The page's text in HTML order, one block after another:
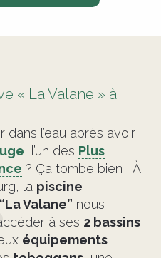
« La Valane » à
dans l’eau après avoir
, l’un des Plus
? Ça tombe bien ! À
la piscine
Valane” nous
à ses 2 bassins
équipements